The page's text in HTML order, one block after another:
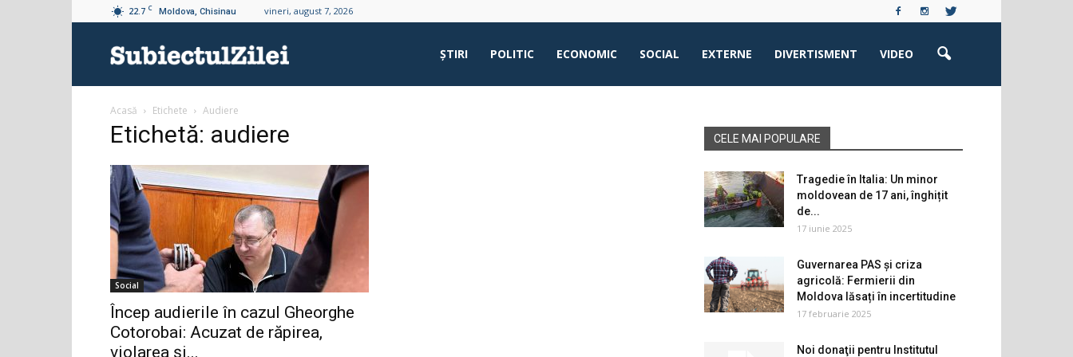
22.7 C Moldova, Chisinau vineri, august 7, 2026
ŞTIRI POLITIC ECONOMIC SOCIAL EXTERNE DIVERTISMENT VIDEO
Acasă Etichete Audiere
Etichetă: audiere
Social
Încep audierile în cazul Gheorghe
Cotorobai: Acuzat de răpirea,
violarea și...
CELE MAI POPULARE
Tragedie în Italia: Un minor
moldovean de 17 ani, înghițit
de...
17 iunie 2025
Guvernarea PAS și criza
agricolă: Fermierii din
Moldova lăsați în incertitudine
17 februarie 2025
Noi donaţii pentru Institutul